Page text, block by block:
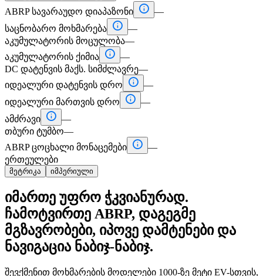
ABRP სავარაუდო დიაპაზონი  —
საცნობარო მოხმარება  —
აკუმულატორის მოცულობა—
აკუმულატორის ქიმია  —
DC დატენვის მაქს. სიმძლავრე—
იდეალური დატენვის დრო
 —
იდეალური მართვის დრო
 —
ამძრავი  —
თბური ტუმბო—
ABRP ცოცხალი მონაცემები  —
ერთეულები
მეტრიკა იმპერიული
იმართე უფრო ჭკვიანურად.
ჩამოტვირთე ABRP, დაგეგმე
მგზავრობები, იპოვე დამტენები და
ნავიგაცია ნაბიჯ-ნაბიჯ.
შევქმენით მოხმარების მოდელები 1000-ზე მეტი EV-სთვის,